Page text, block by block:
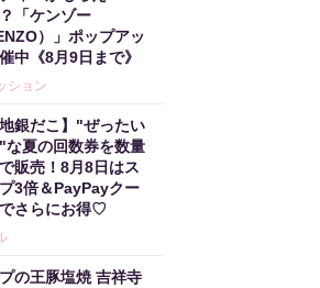
「ケンゾー
）」ポップアッ
中《8月9日まで》
ション
地銀だこ】"ぜったい
な夏の回数券を数量
販売！8月8日はス
3倍＆PayPayクー
さらにお得♡
プの王豚塩焼 吉祥寺